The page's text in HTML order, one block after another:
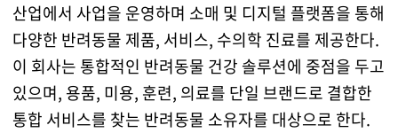
산업에서 사업을 운영하며 소매 및 디지털 플랫폼을 통해
다양한 반려동물 제품, 서비스, 수의학 진료를 제공한다.
이 회사는 통합적인 반려동물 건강 솔루션에 중점을 두고
있으며, 용품, 미용, 훈련, 의료를 단일 브랜드로 결합한
통합 서비스를 찾는 반려동물 소유자를 대상으로 한다.